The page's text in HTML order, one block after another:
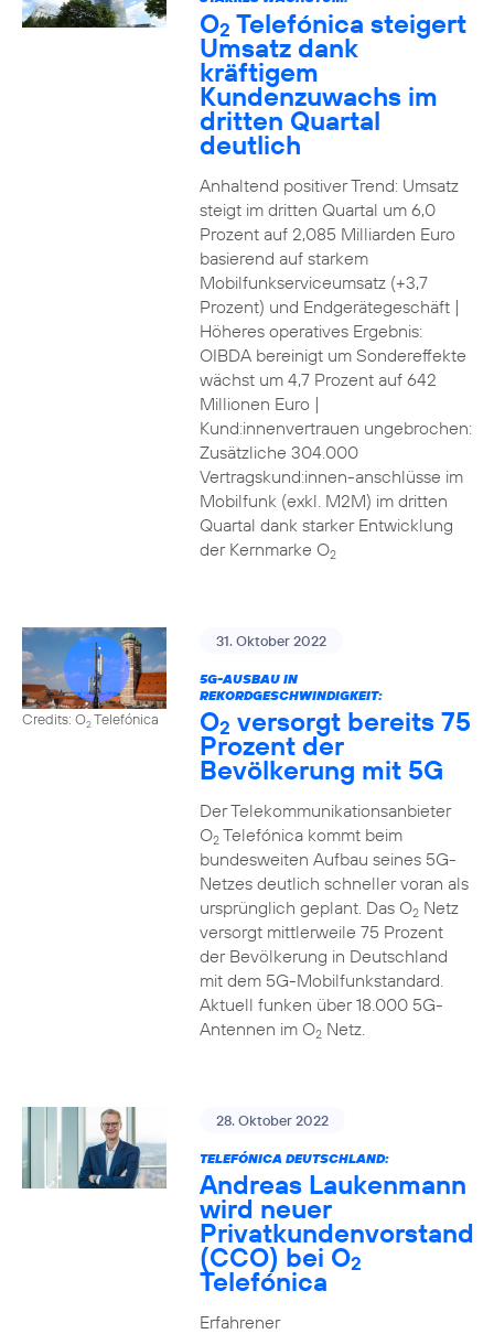
O2 Telefónica steigert
Umsatz dank
kräftigem
Kundenzuwachs im
dritten Quartal
deutlich
Anhaltend positiver Trend: Umsatz
steigt im dritten Quartal um 6,0
Prozent auf 2,085 Milliarden Euro
basierend auf starkem
Mobilfunkserviceumsatz (+3,7
Prozent) und Endgerätegeschäft |
Höheres operatives Ergebnis:
OIBDA bereinigt um Sondereffekte
wächst um 4,7 Prozent auf 642
Millionen Euro |
Kund:innenvertrauen ungebrochen:
Zusätzliche 304.000
Vertragskund:innen-anschlüsse im
Mobilfunk (exkl. M2M) im dritten
Quartal dank starker Entwicklung
der Kernmarke O2
Credits: O2Telefónica
31. Oktober 2022
5G-AUSBAU IN
REKORDGESCHWINDIGKEIT:
O2 versorgt bereits 75
Prozent der
Bevölkerung mit 5G
Der Telekommunikationsanbieter
O2Telefónica kommt beim
bundesweiten Aufbau seines 5G-
Netzes deutlich schneller voran als
ursprünglich geplant. Das O2Netz
versorgt mittlerweile 75 Prozent
der Bevölkerung in Deutschland
mit dem 5G-Mobilfunkstandard.
Aktuell funken über 18.000 5G-
Antennen im O2Netz.
28. Oktober 2022
TELEFÓNICA DEUTSCHLAND:
Andreas Laukenmann
wird neuer
Privatkundenvorstand
(CCO) bei O2
Telefónica
Erfahrener